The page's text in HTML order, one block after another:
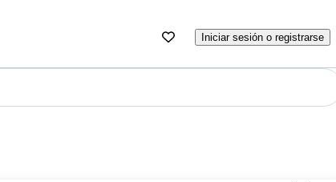
Iniciar sesión o registrarse